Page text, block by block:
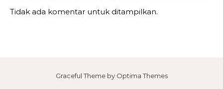
Tidak ada komentar untuk ditampilkan.
Graceful Theme by Optima Themes